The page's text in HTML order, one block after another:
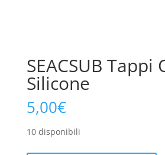
SEACSUB Tappi
Silicone
5,00€
10 disponibili